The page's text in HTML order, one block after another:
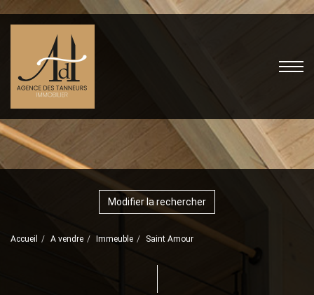
Modifier la rechercher
Accueil A vendre Immeuble Saint Amour